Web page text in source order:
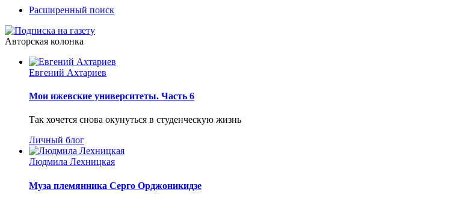
Расширенный поиск
Авторская колонка
Евгений Ахтариев
Мои ижевские университеты. Часть 6
Так хочется снова окунуться в студенческую жизнь
Личный блог
Людмила Лехницкая
Муза племянника Серго Орджоникидзе